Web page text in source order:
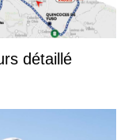
détaillé